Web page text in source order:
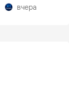
вчера